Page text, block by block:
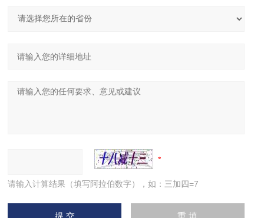
请输入计算结果（填写阿拉伯数字），如：三加四=7